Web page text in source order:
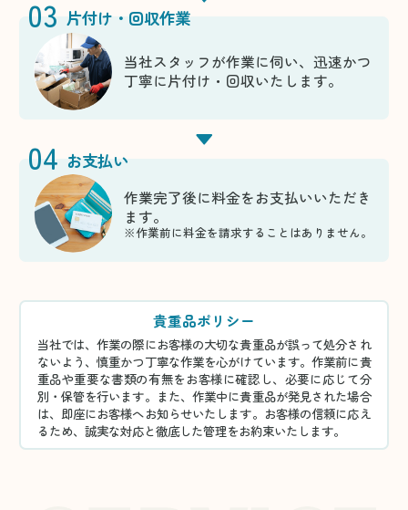
03 片付け・回収作業
当社スタッフが作業に伺い、迅速かつ
丁寧に片付け・回収いたします。
04 お支払い
作業完了後に料金をお支払いいただき
ます。
※作業前に料金を請求することはありません。
貴重品ポリシー
当社では、作業の際にお客様の大切な貴重品が誤って処分され
ないよう、慎重かつ丁寧な作業を心がけています。作業前に貴
重品や重要な書類の有無をお客様に確認し、必要に応じて分
別・保管を行います。また、作業中に貴重品が発見された場合
は、即座にお客様へお知らせいたします。お客様の信頼に応え
るため、誠実な対応と徹底した管理をお約束いたします。